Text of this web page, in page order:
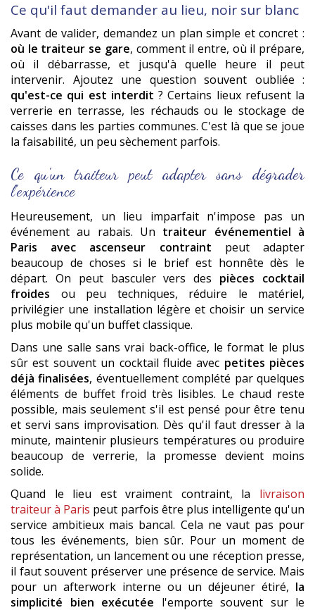
Ce qu'il faut demander au lieu, noir sur blanc
Avant de valider, demandez un plan simple et concret :
où le traiteur se gare, comment il entre, où il prépare,
où il débarrasse, et jusqu'à quelle heure il peut
intervenir. Ajoutez une question souvent oubliée :
qu'est-ce qui est interdit ? Certains lieux refusent la
verrerie en terrasse, les réchauds ou le stockage de
caisses dans les parties communes. C'est là que se joue
la faisabilité, un peu sèchement parfois.
Ce qu'un traiteur peut adapter sans dégrader
l'expérience
Heureusement, un lieu imparfait n'impose pas un
événement au rabais. Un traiteur événementiel à
Paris avec ascenseur contraint peut adapter
beaucoup de choses si le brief est honnête dès le
départ. On peut basculer vers des pièces cocktail
froides ou peu techniques, réduire le matériel,
privilégier une installation légère et choisir un service
plus mobile qu'un buffet classique.
Dans une salle sans vrai back-office, le format le plus
sûr est souvent un cocktail fluide avec petites pièces
déjà finalisées, éventuellement complété par quelques
éléments de buffet froid très lisibles. Le chaud reste
possible, mais seulement s'il est pensé pour être tenu
et servi sans improvisation. Dès qu'il faut dresser à la
minute, maintenir plusieurs températures ou produire
beaucoup de verrerie, la promesse devient moins
solide.
Quand le lieu est vraiment contraint, la livraison
traiteur à Paris peut parfois être plus intelligente qu'un
service ambitieux mais bancal. Cela ne vaut pas pour
tous les événements, bien sûr. Pour un moment de
représentation, un lancement ou une réception presse,
il faut souvent préserver une présence de service. Mais
pour un afterwork interne ou un déjeuner étiré, la
simplicité bien exécutée l'emporte souvent sur le